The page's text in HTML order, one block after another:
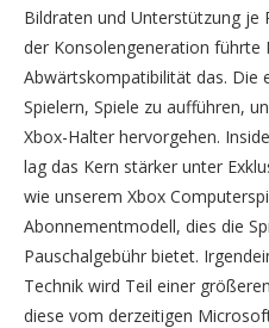
Bildraten und Unterstützung je
der Konsolengeneration
Abwärtskompatibilität das. Die
Spielern, Spiele zu aufführen,
Xbox-Halter hervorgehen.
lag das Kern stärker unter
wie unserem Xbox
Abonnementmodell, dies die
Pauschalgebühr bietet.
Technik wird Teil einer
diese vom derzeitigen